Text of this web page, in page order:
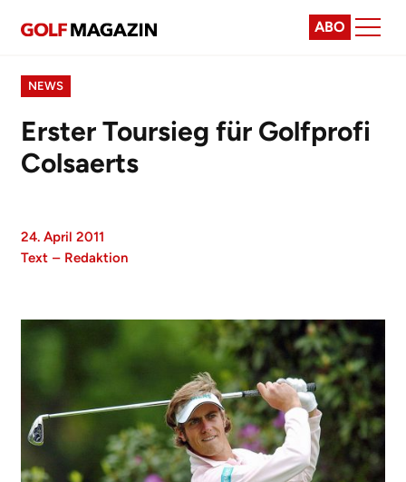
ABO
NEWS
Erster Toursieg für Golfprofi
Colsaerts
24. April 2011
Text – Redaktion